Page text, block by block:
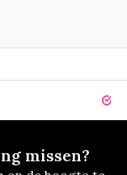
14
missen?